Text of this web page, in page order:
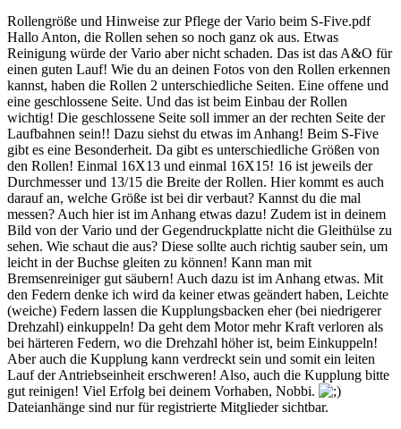
Rollengröße und Hinweise zur Pflege der Vario beim S-Five.pdf
Hallo Anton, die Rollen sehen so noch ganz ok aus. Etwas
Reinigung würde der Vario aber nicht schaden. Das ist das A&O für
einen guten Lauf! Wie du an deinen Fotos von den Rollen erkennen
kannst, haben die Rollen 2 unterschiedliche Seiten. Eine offene und
eine geschlossene Seite. Und das ist beim Einbau der Rollen
wichtig! Die geschlossene Seite soll immer an der rechten Seite der
Laufbahnen sein!! Dazu siehst du etwas im Anhang! Beim S-Five
gibt es eine Besonderheit. Da gibt es unterschiedliche Größen von
den Rollen! Einmal 16X13 und einmal 16X15! 16 ist jeweils der
Durchmesser und 13/15 die Breite der Rollen. Hier kommt es auch
darauf an, welche Größe ist bei dir verbaut? Kannst du die mal
messen? Auch hier ist im Anhang etwas dazu! Zudem ist in deinem
Bild von der Vario und der Gegendruckplatte nicht die Gleithülse zu
sehen. Wie schaut die aus? Diese sollte auch richtig sauber sein, um
leicht in der Buchse gleiten zu können! Kann man mit
Bremsenreiniger gut säubern! Auch dazu ist im Anhang etwas. Mit
den Federn denke ich wird da keiner etwas geändert haben, Leichte
(weiche) Federn lassen die Kupplungsbacken eher (bei niedrigerer
Drehzahl) einkuppeln! Da geht dem Motor mehr Kraft verloren als
bei härteren Federn, wo die Drehzahl höher ist, beim Einkuppeln!
Aber auch die Kupplung kann verdreckt sein und somit ein leiten
Lauf der Antriebseinheit erschweren! Also, auch die Kupplung bitte
gut reinigen! Viel Erfolg bei deinem Vorhaben, Nobbi.
Dateianhänge sind nur für registrierte Mitglieder sichtbar.